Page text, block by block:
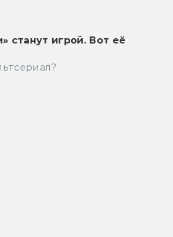
станут игрой. Вот её